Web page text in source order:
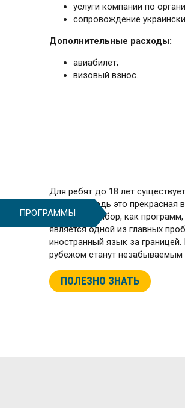
услуги компании по
сопровождение
Дополнительные расходы:
авиабилет;
визовый взнос.
Для ребят до 18 лет
рубежом, ведь это
огромный выбор, как программ,
является одной из главных
иностранный язык за
рубежом станут незабываемым
ПОЛЕЗНО ЗНАТЬ
ПРОГРАММЫ